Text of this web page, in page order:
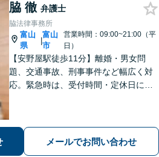
脇 徹 弁護士
脇法律事務所
富山
県
|
富山
市
営業時間：09:00~21:00（平
日）
【安野屋駅徒歩11分】離婚・男女問
題、交通事故、刑事事件など幅広く対
応。緊急時は、受付時間・定休日に関
メールでお問い合わせ